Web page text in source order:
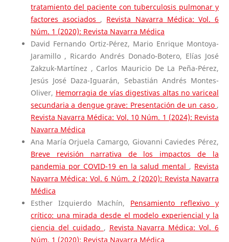
tratamiento del paciente con tuberculosis pulmonar y
factores asociados , Revista Navarra Médica: Vol. 6
Núm. 1 (2020): Revista Navarra Médica
David Fernando Ortiz-Pérez, Mario Enrique Montoya-
Jaramillo , Ricardo Andrés Donado-Botero, Elías José
Zakzuk-Martínez , Carlos Mauricio De La Peña-Pérez,
Jesús José Daza-Iguarán, Sebastián Andrés Montes-
Oliver, Hemorragia de vías digestivas altas no variceal
secundaria a dengue grave: Presentación de un caso ,
Revista Navarra Médica: Vol. 10 Núm. 1 (2024): Revista
Navarra Médica
Ana María Orjuela Camargo, Giovanni Caviedes Pérez,
Breve revisión narrativa de los impactos de la
pandemia por COVID-19 en la salud mental , Revista
Navarra Médica: Vol. 6 Núm. 2 (2020): Revista Navarra
Médica
Esther Izquierdo Machín, Pensamiento reflexivo y
crítico: una mirada desde el modelo experiencial y la
ciencia del cuidado , Revista Navarra Médica: Vol. 6
Núm. 1 (2020): Revista Navarra Médica